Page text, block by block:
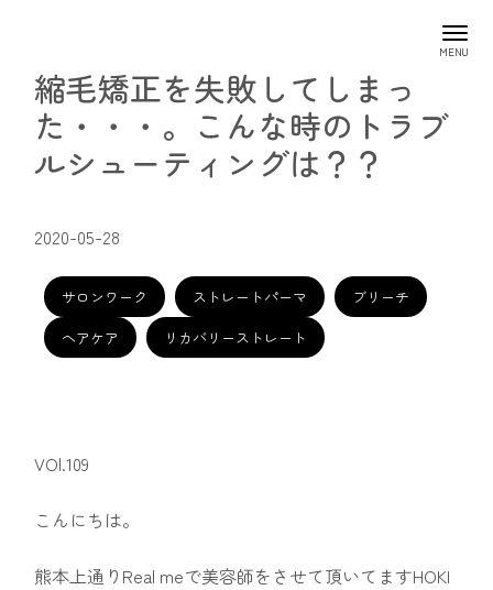
縮毛矯正を失敗してしまっ
た・・・。こんな時のトラブ
ルシューティングは？？
2020-05-28
サロンワーク ストレートパーマ
ブリーチ
ヘアケア
リカバリーストレート
VOl.109
こんにちは。
熊本上通りReal meで美容師をさせて頂いてますHOKI